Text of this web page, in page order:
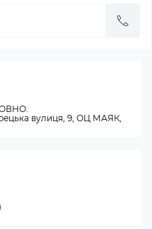
вулиця, 9, ОЦ МАЯК,